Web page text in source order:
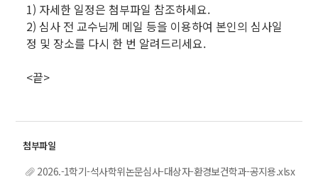
1) 자세한 일정은 첨부파일 참조하세요.
2) 심사 전 교수님께 메일 등을 이용하여 본인의 심사일
정 및 장소를 다시 한 번 알려드리세요.
<끝>
2026.-1학기-석사학위논문심사-대상자-환경보건학과-공지용.xlsx